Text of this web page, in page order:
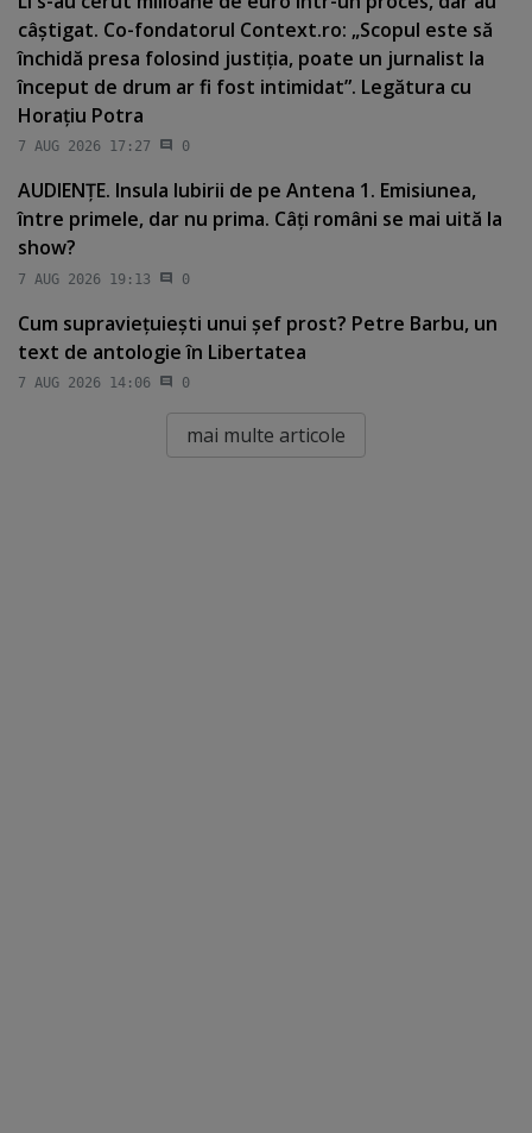
câştigat. Co-fondatorul Context.ro: „Scopul este să
închidă presa folosind justiţia, poate un jurnalist la
început de drum ar fi fost intimidat”. Legătura cu
Horaţiu Potra
7 AUG 2026 17:27 0
AUDIENŢE. Insula Iubirii de pe Antena 1. Emisiunea,
între primele, dar nu prima. Câţi români se mai uită la
show?
7 AUG 2026 19:13 0
Cum supravieţuieşti unui şef prost? Petre Barbu, un
text de antologie în Libertatea
7 AUG 2026 14:06 0
mai multe articole